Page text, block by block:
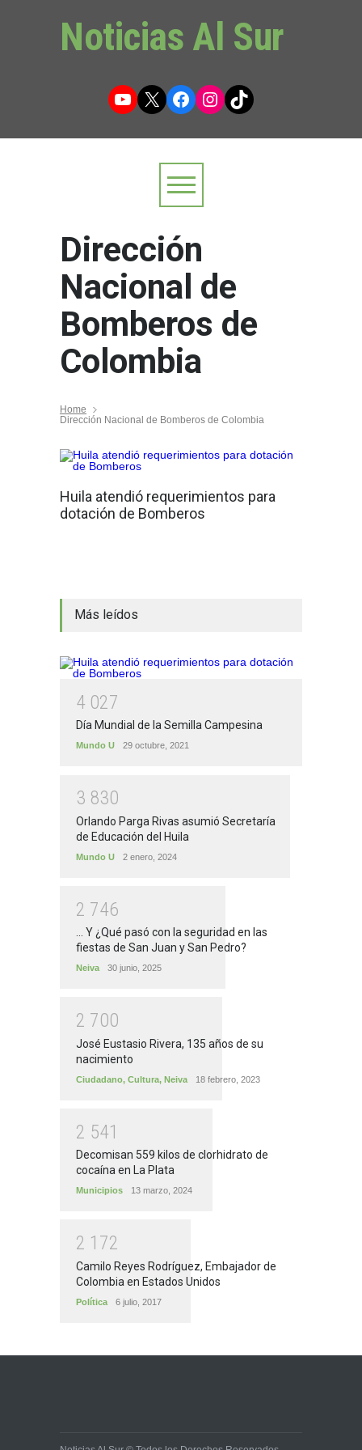
Noticias Al Sur
YouTube
X Facebook
Instagram
TikTok
Dirección
Nacional de
Bomberos de
Colombia
Home
Dirección Nacional de Bomberos de Colombia
Huila atendió requerimientos para
dotación de Bomberos
Más leídos
4 027
Día Mundial de la Semilla Campesina
Mundo U 29 octubre, 2021
3 830
Orlando Parga Rivas asumió Secretaría
de Educación del Huila
Mundo U 2 enero, 2024
2 746
... Y ¿Qué pasó con la seguridad en las
fiestas de San Juan y San Pedro?
Neiva 30 junio, 2025
2 700
José Eustasio Rivera, 135 años de su
nacimiento
Ciudadano, Cultura, Neiva 18 febrero, 2023
2 541
Decomisan 559 kilos de clorhidrato de
cocaína en La Plata
Municipios 13 marzo, 2024
2 1 72
Camilo Reyes Rodríguez, Embajador de
Colombia en Estados Unidos
Política 6 julio, 2017